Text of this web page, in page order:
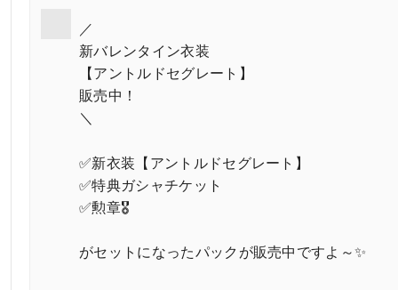
／
新バレンタイン衣装
【アントルドセグレート】
販売中！
＼
✅新衣装【アントルドセグレート】
✅特典ガシャチケット
✅勲章🎖️
がセットになったパックが販売中ですよ～✨️